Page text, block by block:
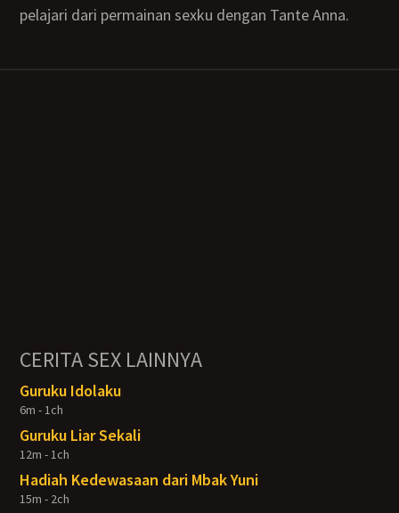
pelajari dari permainan sexku dengan Tante Anna.
CERITA SEX LAINNYA
Guruku Idolaku
6m - 1ch
Guruku Liar Sekali
12m - 1ch
Hadiah Kedewasaan dari Mbak Yuni
15m - 2ch